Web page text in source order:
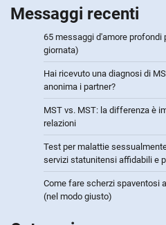
Messaggi recenti
65 messaggi d'amore profondi
giornata)
Hai ricevuto una diagnosi di
anonima i partner?
MST vs. MST: la differenza è
relazioni
Test per malattie
servizi statunitensi affidabili e
Come fare scherzi spaventosi
(nel modo giusto)